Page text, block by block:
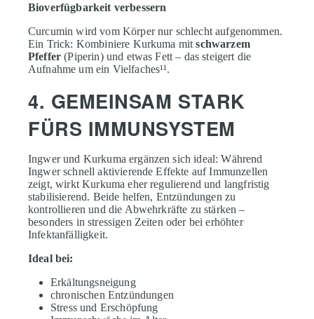
Bioverfügbarkeit verbessern
Curcumin wird vom Körper nur schlecht aufgenommen.
Ein Trick: Kombiniere Kurkuma mitschwarzem
Pfeffer (Piperin) und etwas Fett – das steigert die
Aufnahme um ein Vielfaches¹¹.
4. GEMEINSAM STARK
FÜRS IMMUNSYSTEM
Ingwer und Kurkuma ergänzen sich ideal: Während
Ingwer schnell aktivierende Effekte auf Immunzellen
zeigt, wirkt Kurkuma eher regulierend und langfristig
stabilisierend. Beide helfen, Entzündungen zu
kontrollieren und die Abwehrkräfte zu stärken –
besonders in stressigen Zeiten oder bei erhöhter
Infektanfälligkeit.
Ideal bei:
Erkältungsneigung
chronischen Entzündungen
Stress und Erschöpfung